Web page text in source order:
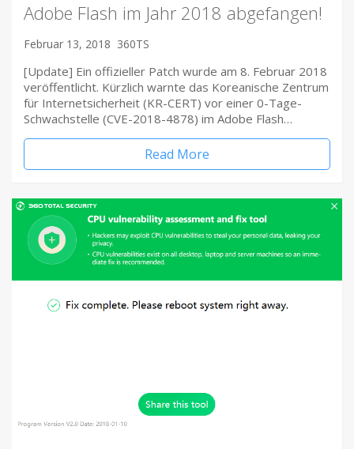
Adobe Flash im Jahr 2018 abgefangen!
Februar 13, 2018 360TS
[Update] Ein offizieller Patch wurde am 8. Februar 2018
veröffentlicht. Kürzlich warnte das Koreanische Zentrum
für Internetsicherheit (KR-CERT) vor einer 0-Tage-
Schwachstelle (CVE-2018-4878) im Adobe Flash…
Read More